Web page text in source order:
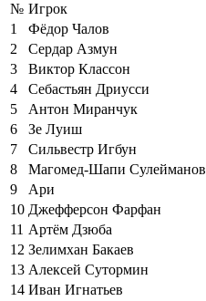
№ Игрок
1
Фёдор Чалов
2
Сердар Азмун
3
Виктор Классон
4
Себастьян Дриусси
5
Антон Миранчук
6
Зе Луиш
7
Сильвестр Игбун
8
Магомед-Шапи Сулейманов
9
Ари
10 Джефферсон Фарфан
11 Артём Дзюба
12 Зелимхан Бакаев
13 Алексей Сутормин
14 Иван Игнатьев